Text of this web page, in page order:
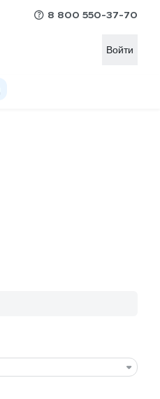
8 800 550-37-70
Войти